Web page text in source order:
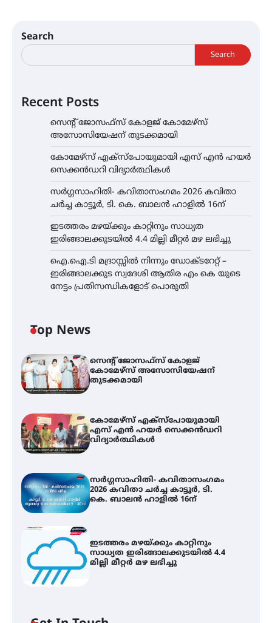
Search
Search
Recent Posts
സെന്റ് ജോസഫ്സ് കോളജ് കോമേഴ്‌സ്
അസോസിയേഷന് തുടക്കമായി
കോമേഴ്സ് എക്സ്പോയുമായി എസ് എൻ ഹയർ
സെക്കൻഡറി വിദ്യാർത്ഥികൾ
സർഗ്ഗസാഹിതി- കവിതാസംഗമം 2026 കവിതാ
ചർച്ച കാട്ടൂർ, ടി. കെ. ബാലൻ ഹാളിൽ 16ന്
ഇടത്തരം മഴയ്ക്കും കാറ്റിനും സാധ്യത
ഇരിങ്ങാലക്കുടയിൽ 4.4 മില്ലി മീറ്റർ മഴ ലഭിച്ചു
ഐ.ഐ.ടി മദ്രാസ്സിൽ നിന്നും ഡോക്ടറേറ്റ് –
ഇരിങ്ങാലക്കുട സ്വദേശി ആതിര എം കെ യുടെ
നേട്ടം പ്രതിസന്ധികളോട് പൊരുതി
Top News
സെന്റ് ജോസഫ്സ് കോളജ്
കോമേഴ്‌സ് അസോസിയേഷന്
തുടക്കമായി
കോമേഴ്സ് എക്സ്പോയുമായി
എസ് എൻ ഹയർ സെക്കൻഡറി
വിദ്യാർത്ഥികൾ
സർഗ്ഗസാഹിതി- കവിതാസംഗമം
2026 കവിതാ ചർച്ച കാട്ടൂർ, ടി.
കെ. ബാലൻ ഹാളിൽ 16ന്
ഇടത്തരം മഴയ്ക്കും കാറ്റിനും
സാധ്യത ഇരിങ്ങാലക്കുടയിൽ 4.4
മില്ലി മീറ്റർ മഴ ലഭിച്ചു